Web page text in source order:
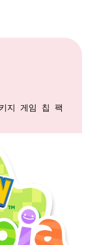
지 게임 칩 팩